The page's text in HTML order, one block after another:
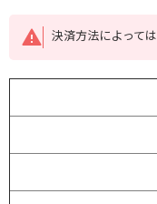
決済方法によって